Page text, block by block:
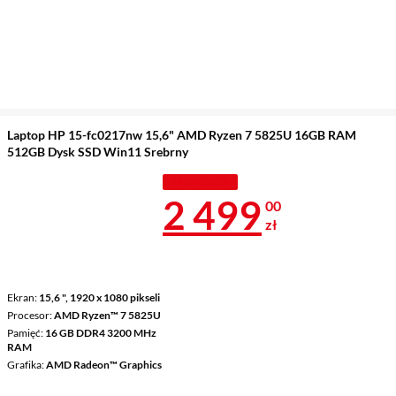
Laptop HP 15-fc0217nw 15,6" AMD Ryzen 7 5825U 16GB RAM
512GB Dysk SSD Win11 Srebrny
Ekran 15,6 ", 1920 x 1080 pikseli
Procesor AMD Ryzen™ 7 5825U
Pamięć 16 GB DDR4 3200 MHz
RAM
Grafika AMD Radeon™ Graphics
Cena 2 499 zł
2 499 00
zł